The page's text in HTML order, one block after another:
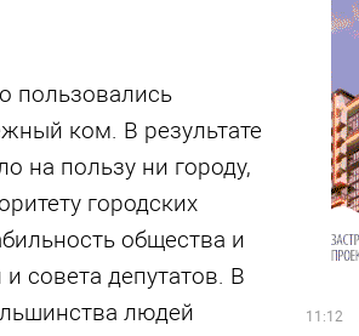
пользовались
ком. В результате
на пользу ни городу,
городских
общества и
совета депутатов. В
людей
11:12